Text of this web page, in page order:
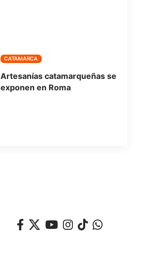
CATAMARCA
Artesanías catamarqueñas se
exponen en Roma